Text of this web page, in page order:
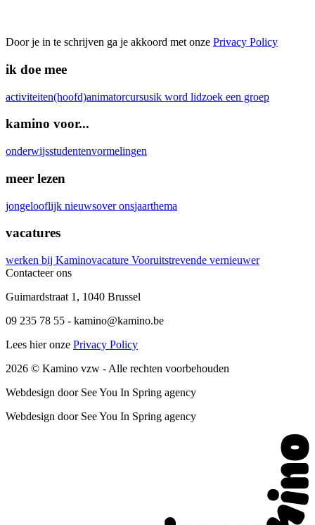
Door je in te schrijven ga je akkoord met onze Privacy Policy
ik doe mee
activiteiten(hoofd)animatorcursusik word lidzoek een groep
kamino voor...
onderwijsstudentenvormelingen
meer lezen
jongelooflijk nieuwsover onsjaarthema
vacatures
werken bij Kaminovacature Vooruitstrevende vernieuwer
Contacteer ons
Guimardstraat 1 , 1040 Brussel
09 235 78 55 - kamino@kamino.be
Lees hier onze Privacy Policy
2026 © Kamino vzw - Alle rechten voorbehouden
Webdesign door See You In Spring agency
Webdesign door See You In Spring agency